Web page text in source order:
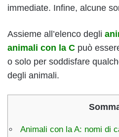
immediate. Infine, alcune
Assieme all’elenco degli
animali con la C può
o solo per soddisfare
degli animali.
Animali con la A: nomi di